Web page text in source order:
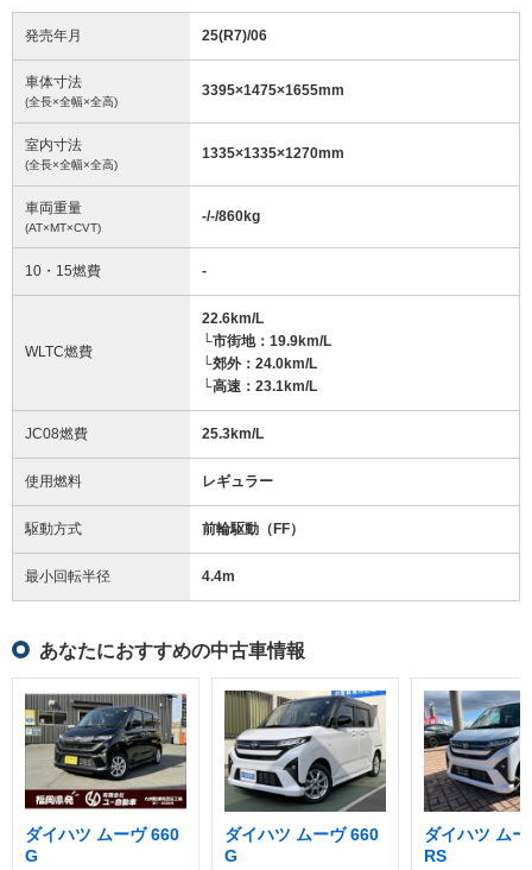
発売年月 25(R7)/06
車体寸法
(全長×全幅×全高)
3395×1475×1655mm
室内寸法
(全長×全幅×全高)
1335×1335×1270mm
車両重量
(AT×MT×CVT)
-/-/860kg
10・15燃費 -
WLTC燃費
22.6km/L
└市街地：19.9km/L
└郊外：24.0km/L
└高速：23.1km/L
JC08燃費 25.3km/L
使用燃料 レギュラー
駆動方式 前輪駆動（FF）
最小回転半径 4.4m
あなたにおすすめの中古車情報
ダイハツ ムーヴ 660
G
ダイハツ ムーヴ 660
G
ダイハツ ム
RS